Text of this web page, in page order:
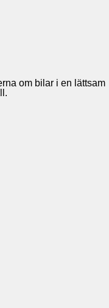
om bilar i en lättsam